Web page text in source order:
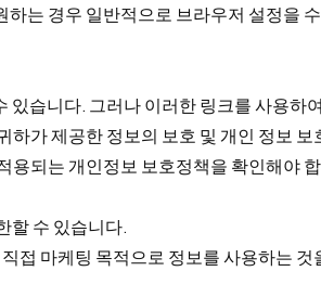
는 경우 일반적으로 브라우저 설정을
습니다. 그러나 이러한 링크를 사용하
가 제공한 정보의 보호 및 개인 정보
용되는 개인정보 보호정책을 확인해야
할 수 있습니다.
접 마케팅 목적으로 정보를 사용하는